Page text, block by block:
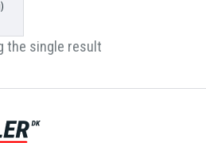
the single result